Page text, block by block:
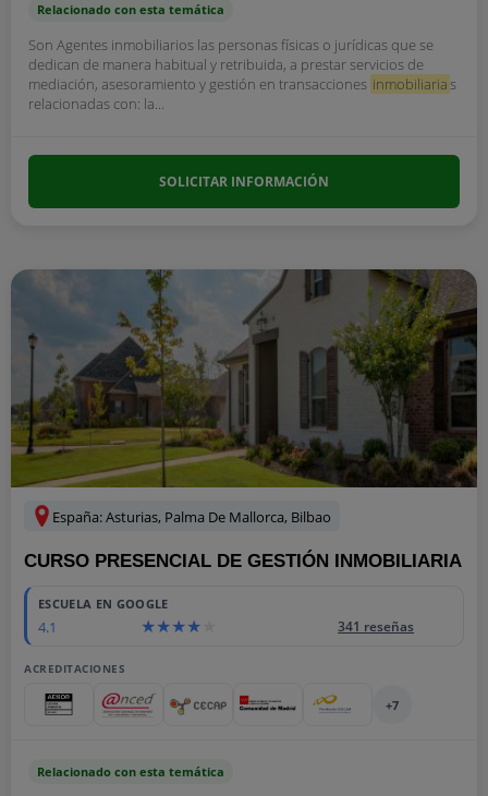
Relacionado con esta temática
Son Agentes inmobiliarios las personas físicas o jurídicas que se
dedican de manera habitual y retribuida, a prestar servicios de
mediación, asesoramiento y gestión en transacciones inmobiliarias
relacionadas con: la...
SOLICITAR INFORMACIÓN
España: Asturias, Palma De Mallorca, Bilbao
CURSO PRESENCIAL DE GESTIÓN INMOBILIARIA
ESCUELA EN GOOGLE
4.1 341 reseñas
ACREDITACIONES
+7
Relacionado con esta temática